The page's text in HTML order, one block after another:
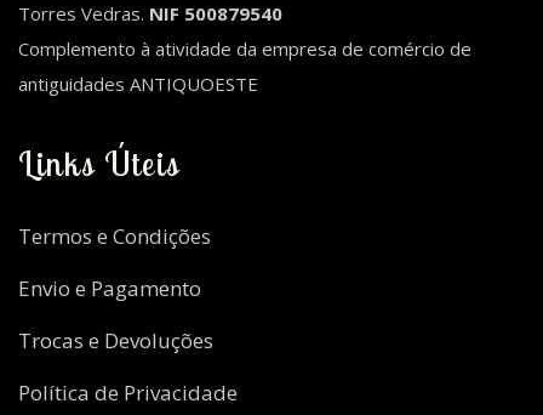
Torres Vedras. NIF 500879540
Complemento à atividade da empresa de comércio de
antiguidades ANTIQUOESTE
Links Úteis
Termos e Condições
Envio e Pagamento
Trocas e Devoluções
Política de Privacidade